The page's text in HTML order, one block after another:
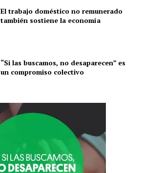
El trabajo doméstico no remunerado
también sostiene la economía
“Si las buscamos, no desaparecen” es
un compromiso colectivo